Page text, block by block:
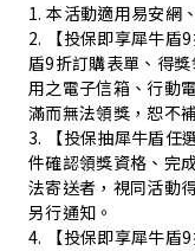
1. 本活動適用易安網
2. 【投保即享犀牛盾
盾9折訂購表單、得
用之電子信箱、行動
滿而無法領獎，恕不
3. 【投保抽犀牛盾任
件確認領獎資格、完
法寄送者，視同活動
另行通知。
4. 【投保即享犀牛盾